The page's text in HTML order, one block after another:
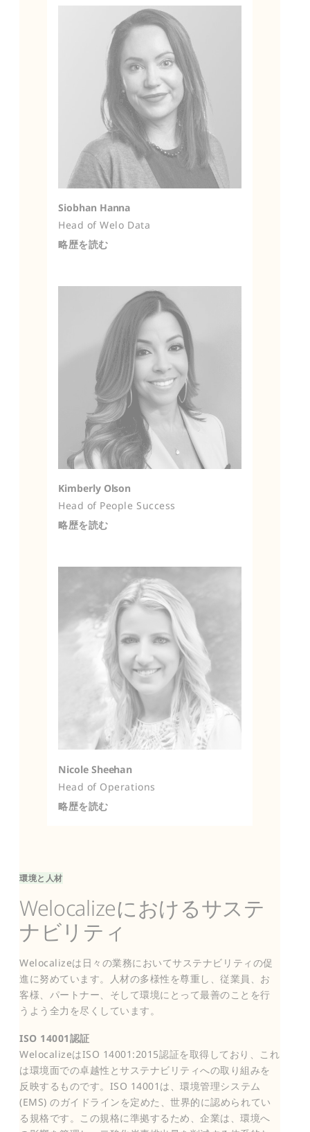
Siobhan Hanna
Head of Welo Data
略歴を読む
Kimberly Olson
Head of People Success
略歴を読む
Nicole Sheehan
Head of Operations
略歴を読む
環境と人材
Welocalizeにおけるサステ
ナビリティ
Welocalizeは日々の業務においてサステナビリティの促
進に努めています。人材の多様性を尊重し、従業員、お
客様、パートナー、そして環境にとって最善のことを行
うよう全力を尽くしています。
ISO 14001認証
WelocalizeはISO 14001:2015認証を取得しており、これ
は環境面での卓越性とサステナビリティへの取り組みを
反映するものです。ISO 14001は、環境管理システム
(EMS) のガイドラインを定めた、世界的に認められてい
る規格です。この規格に準拠するため、企業は、環境へ